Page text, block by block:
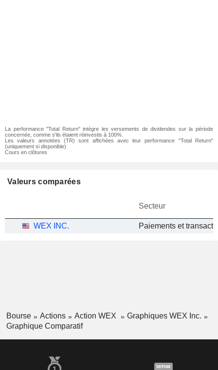
La performance "Total Return" intègre les versements de dividendes sur la période
concernée, comme s'ils étaient réinvestis à 100%.
Les valeurs annotées (TR) sont affichées avec leur performance "Total Return"
(uniquement si disponible)
Cours en clôtures
Valeurs comparées
Secteur
WEX INC. Paiements et
Bourse Actions Action WEX
Graphiques WEX Inc.
Graphique Comparatif